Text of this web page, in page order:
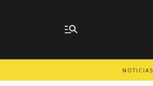
NOTICIAS